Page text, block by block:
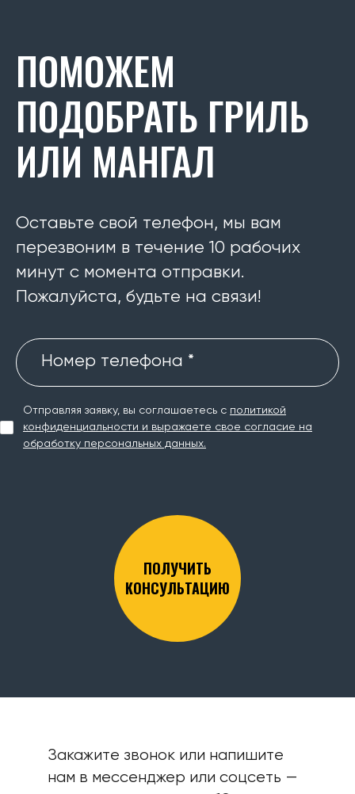
ПОМОЖЕМ
ПОДОБРАТЬ ГРИЛЬ
ИЛИ МАНГАЛ
Оставьте свой телефон, мы вам
перезвоним в течение 10 рабочих
минут с момента отправки.
Пожалуйста, будьте на связи!
Номер телефона *
Отправляя заявку, вы соглашаетесь с политикой
конфиденциальности и выражаете свое согласие на
обработку персональных данных.
ПОЛУЧИТЬ
КОНСУЛЬТАЦИЮ
Закажите звонок или напишите
нам в мессенджер или соцсеть —